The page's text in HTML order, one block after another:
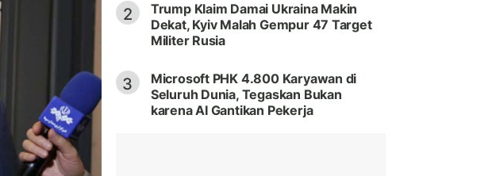
2
Trump Klaim Damai Ukraina Makin
Dekat, Kyiv Malah Gempur 47 Target
Militer Rusia
3
Microsoft PHK 4.800 Karyawan di
Seluruh Dunia, Tegaskan Bukan
karena AI Gantikan Pekerja